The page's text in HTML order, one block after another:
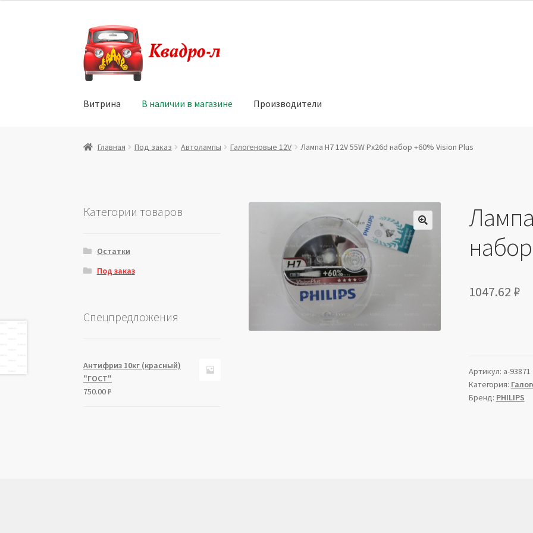
Перейти
к
навигации
Перейти
к
содержимому
Витрина В наличии в магазине Производители
Главная Витрина Мой аккаунт Политика в отношении обработки персональных данных Производители
Главная Под заказ Автолампы Галогеновые 12V Лампа H7 12V 55W Px26d набор +60% Vision Plus
Лампа
1047.62 ₽
Артикул: a-93871
Категория:
Бренд: PHILIPS
Категории товаров
Остатки
Под заказ
Спецпредложения
Антифриз 10кг (красный)
"ГОСТ"
750.00₽